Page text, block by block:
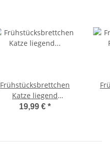
Frühstücksbrettchen
Katze liegend
personalisiert – Holz
19,99 € *